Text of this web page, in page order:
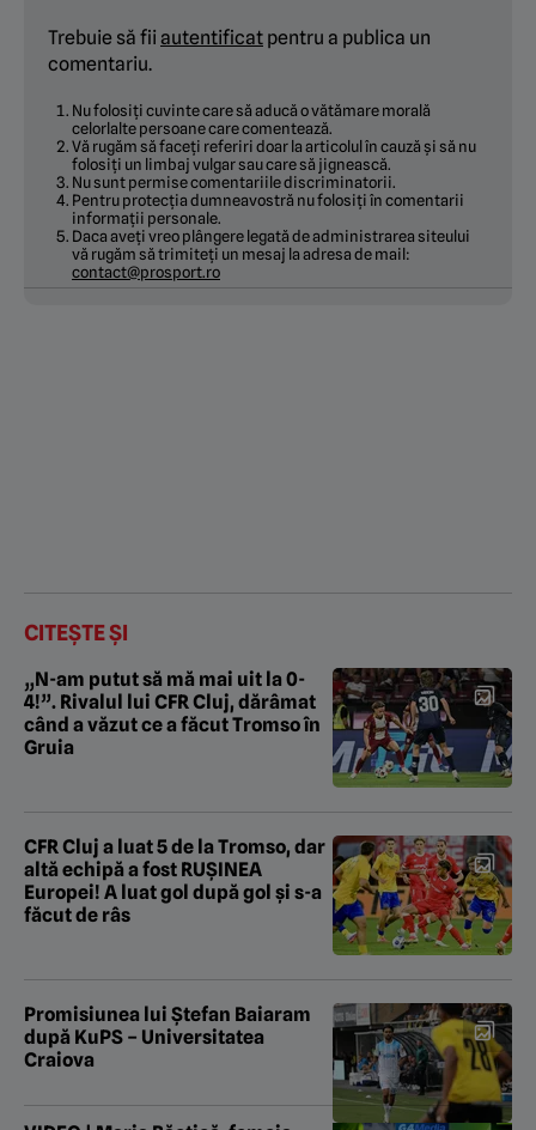
Trebuie să fii autentificat pentru a publica un
comentariu.
Nu folosiți cuvinte care să aducă o vătămare morală
celorlalte persoane care comentează.
Vă rugăm să faceți referiri doar la articolul în cauză și să nu
folosiți un limbaj vulgar sau care să jignească.
Nu sunt permise comentariile discriminatorii.
Pentru protecția dumneavostră nu folosiți în comentarii
informații personale.
Daca aveți vreo plângere legată de administrarea siteului
vă rugăm să trimiteți un mesaj la adresa de mail:
contact@prosport.ro
CITEȘTE ȘI
„N-am putut să mă mai uit la 0-
4!”. Rivalul lui CFR Cluj, dărâmat
când a văzut ce a făcut Tromso în
Gruia
CFR Cluj a luat 5 de la Tromso, dar
altă echipă a fost RUȘINEA
Europei! A luat gol după gol și s-a
făcut de râs
Promisiunea lui Ștefan Baiaram
după KuPS – Universitatea
Craiova